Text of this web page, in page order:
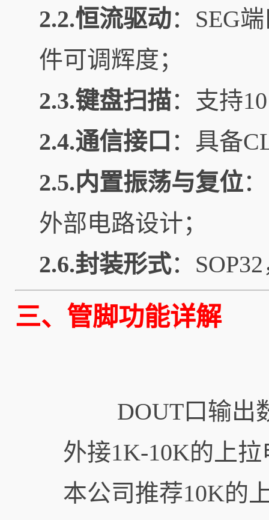
2.2.恒流驱动：SEG
件可调辉度；
2.3.键盘扫描：支持
2.4.通信接口 ：具备
2.5.内置振荡与复位
外部电路设计；
2.6.封装形式：
三、管脚功能详解
DOUT口输出数
外接1K-10K的上
本公司推荐10K的